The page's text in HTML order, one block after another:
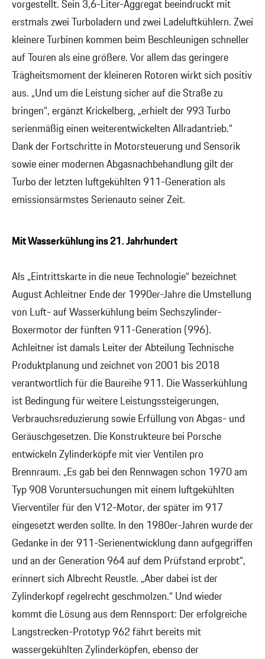
vorgestellt. Sein 3,6-Liter-Aggregat beeindruckt mit
erstmals zwei Turboladern und zwei Ladeluftkühlern. Zwei
kleinere Turbinen kommen beim Beschleunigen schneller
auf Touren als eine größere. Vor allem das geringere
Trägheitsmoment der kleineren Rotoren wirkt sich positiv
aus. „Und um die Leistung sicher auf die Straße zu
bringen“, ergänzt Krickelberg, „erhielt der 993 Turbo
serienmäßig einen weiterentwickelten Allradantrieb.“
Dank der Fortschritte in Motorsteuerung und Sensorik
sowie einer modernen Abgasnachbehandlung gilt der
Turbo der letzten luftgekühlten 911-Generation als
emissionsärmstes Serienauto seiner Zeit.
Mit Wasserkühlung ins 21. Jahrhundert
Als „Eintrittskarte in die neue Technologie“ bezeichnet
August Achleitner Ende der 1990er-Jahre die Umstellung
von Luft- auf Wasserkühlung beim Sechszylinder-
Boxermotor der fünften 911-Generation (996).
Achleitner ist damals Leiter der Abteilung Technische
Produktplanung und zeichnet von 2001 bis 2018
verantwortlich für die Baureihe 911. Die Wasserkühlung
ist Bedingung für weitere Leistungssteigerungen,
Verbrauchsreduzierung sowie Erfüllung von Abgas- und
Geräuschgesetzen. Die Konstrukteure bei Porsche
entwickeln Zylinderköpfe mit vier Ventilen pro
Brennraum. „Es gab bei den Rennwagen schon 1970 am
Typ 908 Voruntersuchungen mit einem luftgekühlten
Vierventiler für den V12-Motor, der später im 917
eingesetzt werden sollte. In den 1980er-Jahren wurde der
Gedanke in der 911-Serienentwicklung dann aufgegriffen
und an der Generation 964 auf dem Prüfstand erprobt“,
erinnert sich Albrecht Reustle. „Aber dabei ist der
Zylinderkopf regelrecht geschmolzen.“ Und wieder
kommt die Lösung aus dem Rennsport: Der erfolgreiche
Langstrecken-Prototyp 962 fährt bereits mit
wassergekühlten Zylinderköpfen, ebenso der